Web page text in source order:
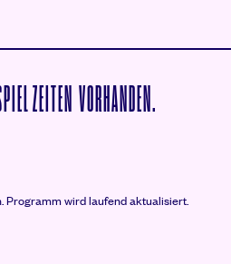
VORHANDEN.
Programm wird laufend aktualisiert.